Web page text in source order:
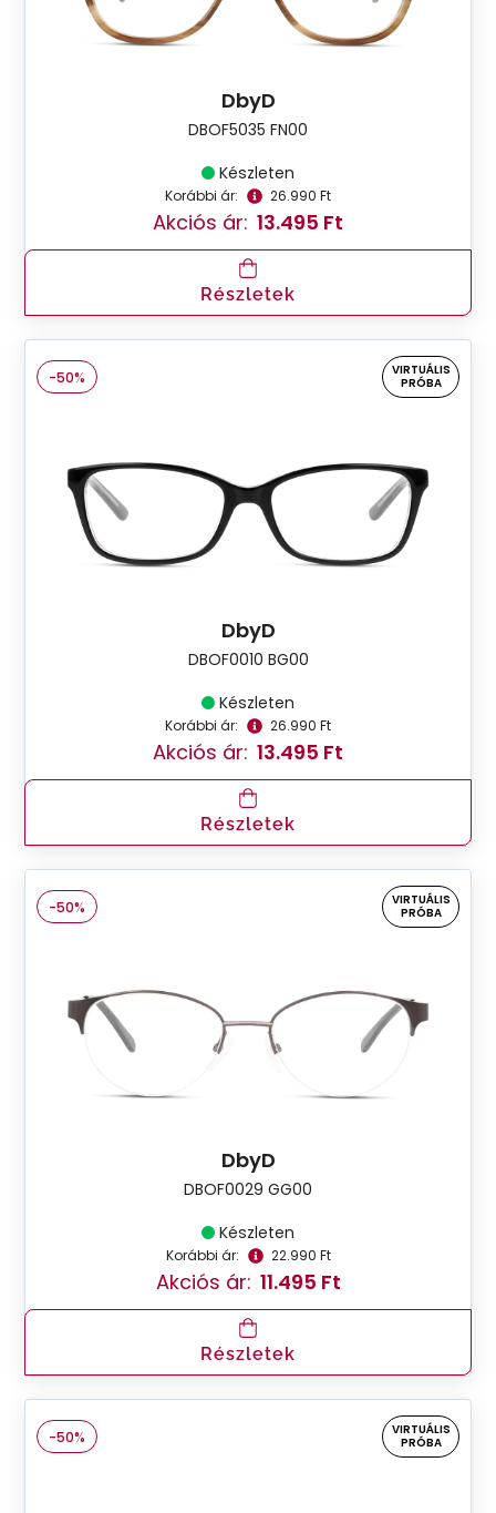
DbyD
DBOF5035 FN00
Készleten
Korábbi ár: 26.990 Ft
Akciós ár: 13.495 Ft
Részletek
-50%
VIRTUÁLIS
PRÓBA
DbyD
DBOF0010 BG00
Készleten
Korábbi ár: 26.990 Ft
Akciós ár: 13.495 Ft
Részletek
-50%
VIRTUÁLIS
PRÓBA
DbyD
DBOF0029 GG00
Készleten
Korábbi ár: 22.990 Ft
Akciós ár: 11.495 Ft
Részletek
-50%
VIRTUÁLIS
PRÓBA